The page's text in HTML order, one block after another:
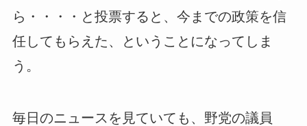
ら・・・・と投票すると、今までの政策を信
任してもらえた、ということになってしま
う。
毎日のニュースを見ていても、野党の議員